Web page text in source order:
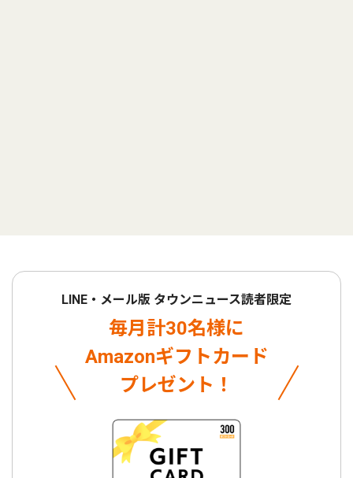
LINE・メール版 タウンニュース読者限定
毎月計30名様に
Amazonギフトカード
プレゼント！